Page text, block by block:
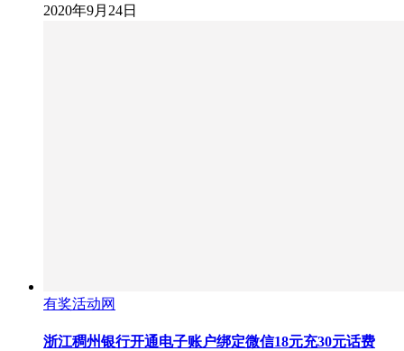
2020年9月24日
有奖活动网
浙江稠州银行开通电子账户绑定微信18元充30元话费